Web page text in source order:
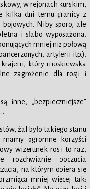
w rejonach kurskim,
kilka dni temu granicy z
bojowych. Niby sporo, ale
i słabo wyposażona.
mniej niż połową
artylerii itp.).
który moskiewska
zagrożenie dla rosji i
inne, „bezpieczniejsze”
żal było takiego stanu
ogromne korzyści
wizerunek rosji to raz,
rozchwianie poczucia
na którym opiera się
mniej więcej tak: